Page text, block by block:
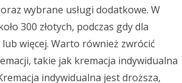
wybrane usługi dodatkowe. W
300 złotych, podczas gdy dla
więcej. Warto również zwrócić
takie jak kremacja indywidualna
indywidualna jest droższa,